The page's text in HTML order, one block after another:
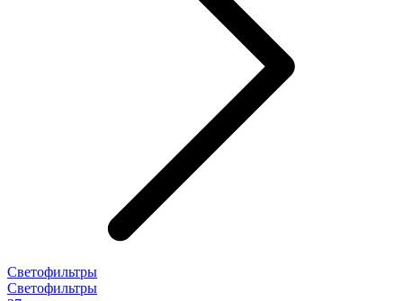
Светофильтры
Светофильтры